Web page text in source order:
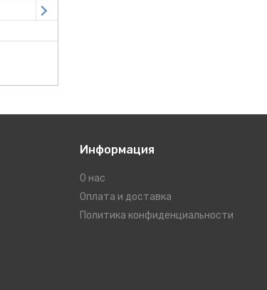
Open submenu
Информация
О нас
Оплата и доставка
Политика конфиденциальности